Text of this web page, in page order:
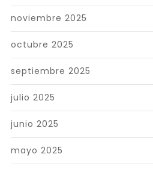
noviembre 2025
octubre 2025
septiembre 2025
julio 2025
junio 2025
mayo 2025